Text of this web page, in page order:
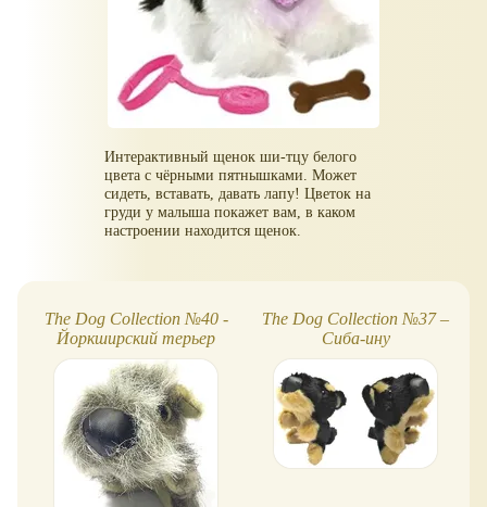
Интерактивный щенок ши-тцу белого
цвета с чёрными пятнышками. Может
сидеть, вставать, давать лапу! Цветок на
груди у малыша покажет вам, в каком
настроении находится щенок.
The Dog Collection №40 -
Йоркширский терьер
The Dog Collection №37 –
Сиба-ину